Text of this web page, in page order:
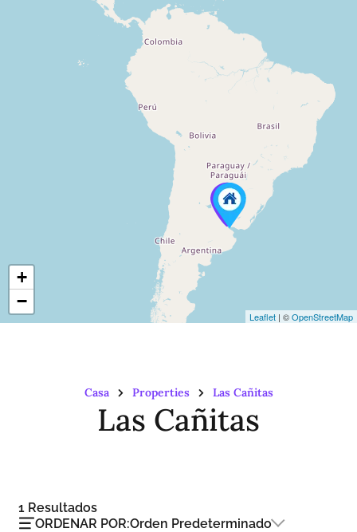
+
−
Leaflet | ©OpenStreetMap
Casa Properties Las Cañitas
Las Cañitas
1 Resultados
ORDENAR POR:Orden Predeterminado